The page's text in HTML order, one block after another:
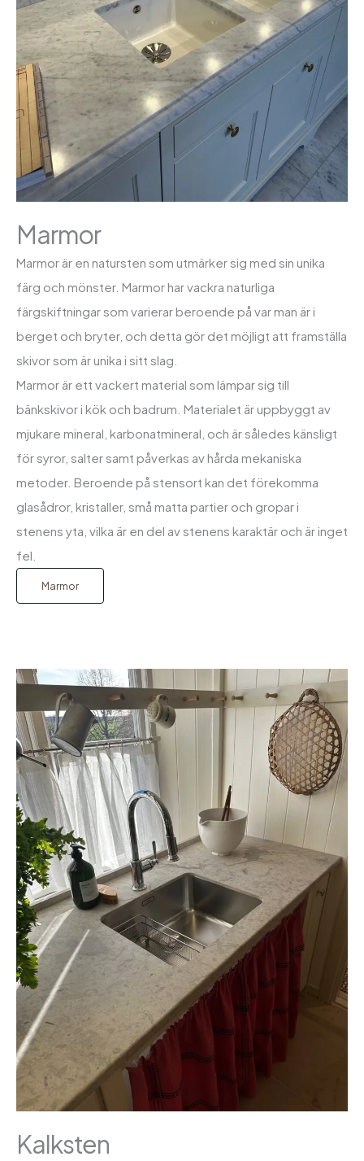
Marmor
Marmor är en natursten som utmärker sig med sin unika
färg och mönster. Marmor har vackra naturliga
färgskiftningar som varierar beroende på var man är i
berget och bryter, och detta gör det möjligt att framställa
skivor som är unika i sitt slag.
Marmor är ett vackert material som lämpar sig till
bänkskivor i kök och badrum. Materialet är uppbyggt av
mjukare mineral, karbonatmineral, och är således känsligt
för syror, salter samt påverkas av hårda mekaniska
metoder. Beroende på stensort kan det förekomma
glasådror, kristaller, små matta partier och gropar i
stenens yta, vilka är en del av stenens karaktär och är inget
fel.
Marmor
Kalksten